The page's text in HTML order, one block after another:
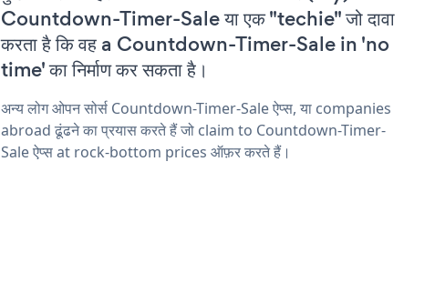
Countdown-Timer-Sale या एक "techie" जो दावा
करता है कि वह a Countdown-Timer-Sale in 'no
time' का निर्माण कर सकता है।
अन्य लोग ओपन सोर्स Countdown-Timer-Sale ऐप्स, या companies
abroad ढूंढने का प्रयास करते हैं जो claim to Countdown-Timer-
Sale ऐप्स at rock-bottom prices ऑफ़र करते हैं।